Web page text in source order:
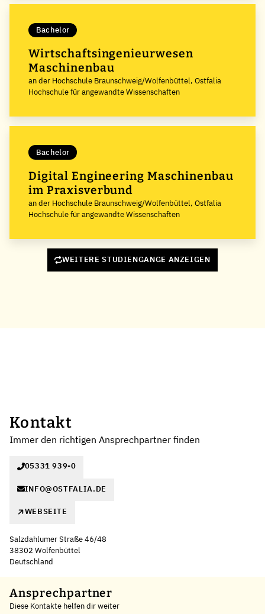
Bachelor
Wirtschaftsingenieurwesen
Maschinenbau
an der Hochschule Braunschweig/Wolfenbüttel, Ostfalia
Hochschule für angewandte Wissenschaften
Bachelor
Digital Engineering Maschinenbau
im Praxisverbund
an der Hochschule Braunschweig/Wolfenbüttel, Ostfalia
Hochschule für angewandte Wissenschaften
WEITERE STUDIENGANGE ANZEIGEN
Kontakt
Immer den richtigen Ansprechpartner finden
05331 939-0
INFO@OSTFALIA.DE
WEBSEITE
Salzdahlumer Straße 46/48
38302 Wolfenbüttel
Deutschland
+
−
Ansprechpartner
Diese Kontakte helfen dir weiter